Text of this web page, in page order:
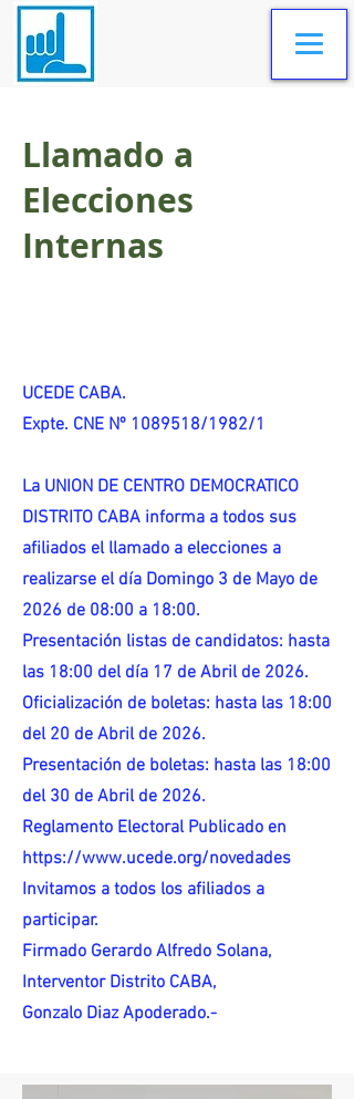
Llamado a
Elecciones
Internas
UCEDE CABA.
Expte. CNE Nº 1089518/1982/1
La UNION DE CENTRO DEMOCRATICO
DISTRITO CABA informa a todos sus
afiliados el llamado a elecciones a
realizarse el día Domingo 3 de Mayo de
2026 de 08:00 a 18:00.
Presentación listas de candidatos: hasta
las 18:00 del día 17 de Abril de 2026.
Oficialización de boletas: hasta las 18:00
del 20 de Abril de 2026.
Presentación de boletas: hasta las 18:00
del 30 de Abril de 2026.
Reglamento Electoral Publicado en
https://www.ucede.org/novedades
Invitamos a todos los afiliados a
participar.
Firmado Gerardo Alfredo Solana,
Interventor Distrito CABA,
Gonzalo Diaz Apoderado.-